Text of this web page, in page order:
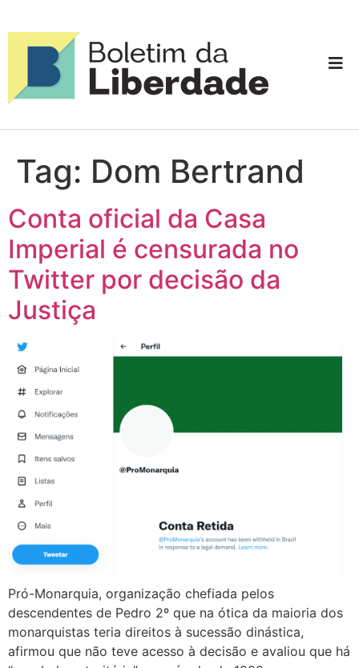
Tag: Dom Bertrand
Conta oficial da Casa
Imperial é censurada no
Twitter por decisão da
Justiça
Pró-Monarquia, organização chefiada pelos
descendentes de Pedro 2º que na ótica da maioria dos
monarquistas teria direitos à sucessão dinástica,
afirmou que não teve acesso à decisão e avaliou que há